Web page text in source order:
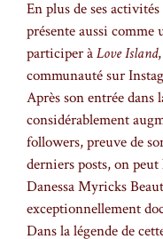
En plus de ses
présente aussi comme
participer àLove Island
communauté sur
Après son entrée dans
considérablement
followers, preuve de
derniers posts, on
Danessa Myricks
exceptionnellement
Dans la légende de